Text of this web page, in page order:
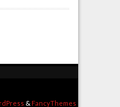
& FancyThemes